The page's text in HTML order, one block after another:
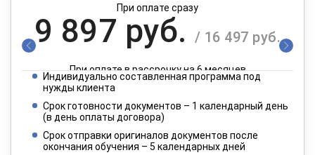
При оплате сразу
9 897 руб. / 16 497 руб.
При оплате в рассрочку на 6 месяцев
4 949 руб. / 8 249 руб.
При оплате в рассрочку на 12 месяцев
Индивидуально составленная программа под
нужды клиента
Срок готовности документов – 1 календарный день
(в день оплаты договора)
Срок отправки оригиналов документов после
окончания обучения – 5 календарных дней